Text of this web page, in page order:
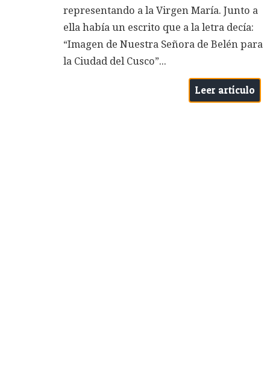
representando a la Virgen María. Junto a
ella había un escrito que a la letra decía:
“Imagen de Nuestra Señora de Belén para
la Ciudad del Cusco”...
Leer artículo